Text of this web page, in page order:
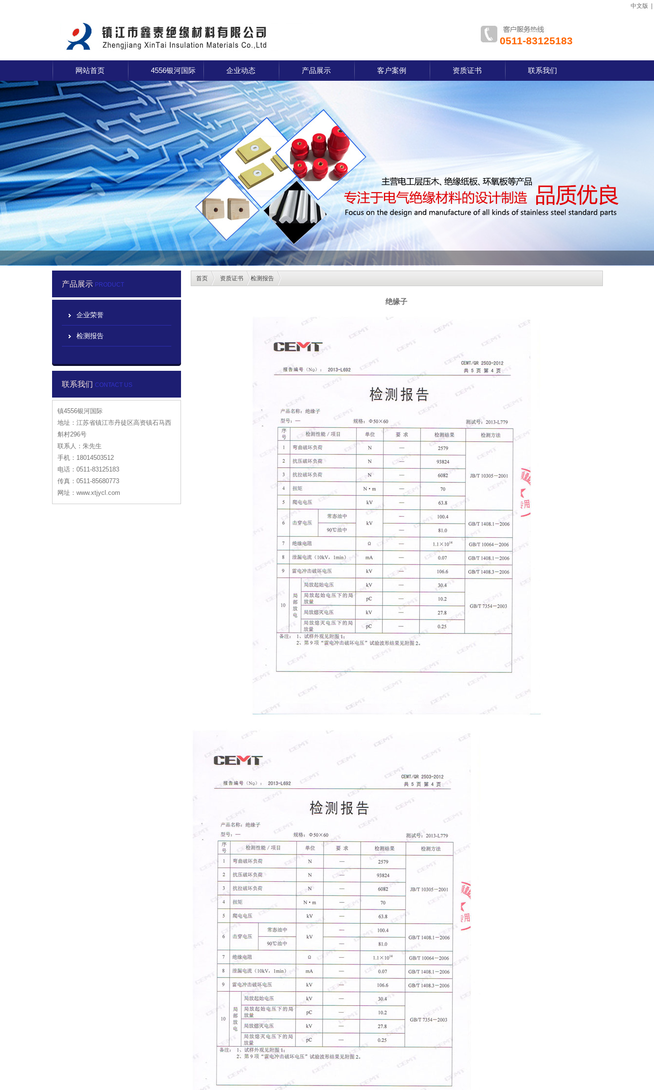
中文版
0511-83125183
网站首页 4556银河国际 企业动态 产品展示 客户案例 资质证书 联系我们
产品展示 PRODUCT
企业荣誉
检测报告
联系我们 CONTACT US
镇4556银河国际
地址：江苏省镇江市丹徒区高资镇石马西
斛村296号
联系人：朱先生
手机：18014503512
电话：0511-83125183
传真：0511-85680773
网址：www.xtjycl.com
首页 资质证书 检测报告
绝缘子